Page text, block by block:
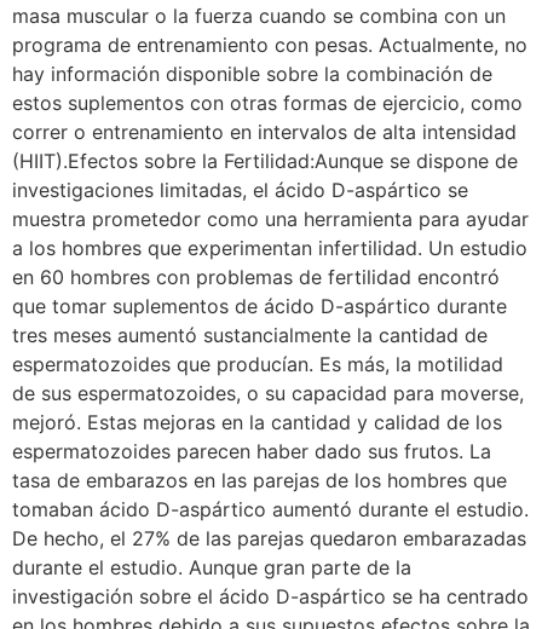
masa muscular o la fuerza cuando se combina con un
programa de entrenamiento con pesas. Actualmente, no
hay información disponible sobre la combinación de
estos suplementos con otras formas de ejercicio, como
correr o entrenamiento en intervalos de alta intensidad
(HIIT).Efectos sobre la Fertilidad:Aunque se dispone de
investigaciones limitadas, el ácido D-aspártico se
muestra prometedor como una herramienta para ayudar
a los hombres que experimentan infertilidad. Un estudio
en 60 hombres con problemas de fertilidad encontró
que tomar suplementos de ácido D-aspártico durante
tres meses aumentó sustancialmente la cantidad de
espermatozoides que producían. Es más, la motilidad
de sus espermatozoides, o su capacidad para moverse,
mejoró. Estas mejoras en la cantidad y calidad de los
espermatozoides parecen haber dado sus frutos. La
tasa de embarazos en las parejas de los hombres que
tomaban ácido D-aspártico aumentó durante el estudio.
De hecho, el 27% de las parejas quedaron embarazadas
durante el estudio. Aunque gran parte de la
investigación sobre el ácido D-aspártico se ha centrado